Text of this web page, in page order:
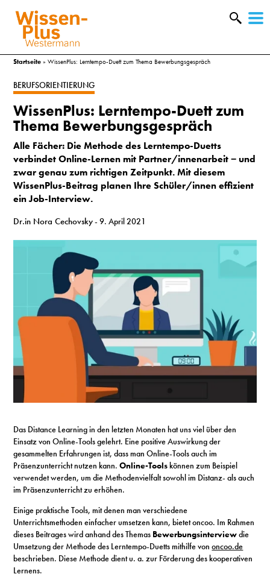
Startseite »WissenPlus: Lerntempo-Duett zum Thema Bewerbungsgespräch
BERUFSORIENTIERUNG
WissenPlus: Lerntempo-Duett zum
Thema Bewerbungsgespräch
Alle Fächer: Die Methode des Lerntempo-Duetts
verbindet Online-Lernen mit Partner/innenarbeit − und
zwar genau zum richtigen Zeitpunkt. Mit diesem
WissenPlus-Beitrag planen Ihre Schüler/innen effizient
ein Job-Interview.
Dr.in Nora Cechovsky- 9. April 2021
Das Distance Learning in den letzten Monaten hat uns viel über den
Einsatz von Online-Tools gelehrt. Eine positive Auswirkung der
gesammelten Erfahrungen ist, dass man Online-Tools auch im
Präsenzunterricht nutzen kann.Online-Toolskönnen zum Beispiel
verwendet werden, um die Methodenvielfalt sowohl im Distanz- als auch
im Präsenzunterricht zu erhöhen.
Einige praktische Tools, mit denen man verschiedene
Unterrichtsmethoden einfacher umsetzen kann, bietet oncoo. Im Rahmen
dieses Beitrages wird anhand des Themas Bewerbungsinterviewdie
Umsetzung der Methode des Lerntempo-Duetts mithilfe vononcoo.de
beschrieben. Diese Methode dient u. a. zur Förderung des kooperativen
Lernens.